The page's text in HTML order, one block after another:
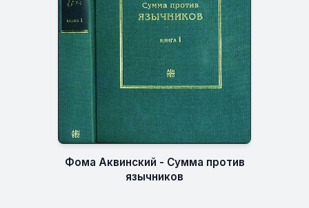
Фома Аквинский - Сумма против
язычников